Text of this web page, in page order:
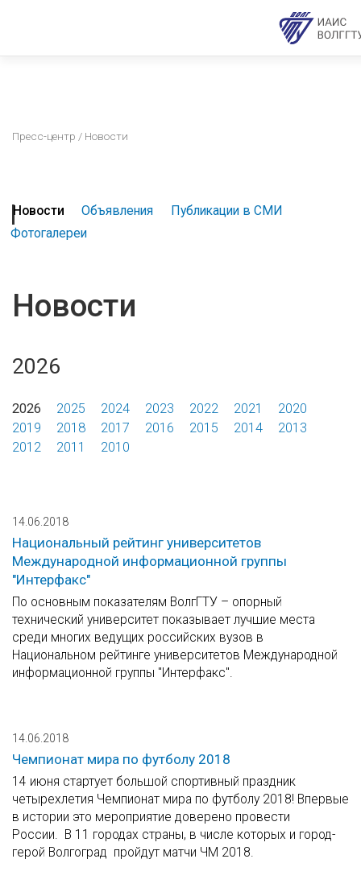
Пресс-центр / Новости
Новости Объявления
Публикации в СМИ
Фотогалереи
Новости
2026
2026 2025 2024 2023 2022 2021
2020
2019
2018 2017 2016 2015 2014
2013
2012
2011 2010
14.06.2018
Национальный рейтинг университетов
Международной информационной группы
"Интерфакс"
По основным показателям ВолгГТУ – опорный
технический университет показывает лучшие места
среди многих ведущих российских вузов в
Национальном рейтинге университетов Международной
информационной группы "Интерфакс".
14.06.2018
Чемпионат мира по футболу 2018
14 июня стартует большой спортивный праздник
четырехлетия Чемпионат мира по футболу 2018! Впервые
в истории это мероприятие доверено провести
России. В 11 городах страны, в числе которых и город-
герой Волгоград пройдут матчи ЧМ 2018.